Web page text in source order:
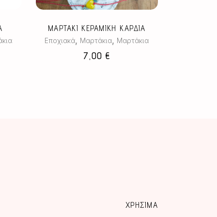
Οι
μπορούν
να
επιλεγούν
ΜΑΡΤΑΚΙ ΚΕΡΑΜΙΚΗ ΚΑΡΔΙΑ
Εποχιακά Μαρτάκια Μαρτάκια
7,00€
ΧΡΗΣΙΜΑ